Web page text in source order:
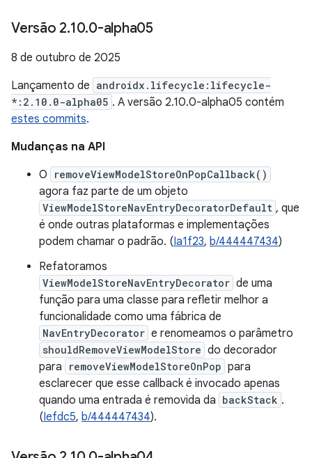
Versão 2.10.0-alpha05
8 de outubro de 2025
Lançamento de androidx.lifecycle:lifecycle-
*:2.10.0-alpha05 . A versão 2.10.0-alpha05 contém
estes commits.
Mudanças na API
O
removeViewModelStoreOnPopCallback()
agora faz parte de um objeto
ViewModelStoreNavEntryDecoratorDefault , que
é onde outras plataformas e implementações
podem chamar o padrão. (Ia1f23, b/444447434)
Refatoramos
ViewModelStoreNavEntryDecorator de uma
função para uma classe para refletir melhor a
funcionalidade como uma fábrica de
NavEntryDecorator e renomeamos o parâmetro
shouldRemoveViewModelStore do decorador
para
removeViewModelStoreOnPop para
esclarecer que esse callback é invocado apenas
quando uma entrada é removida da backStack .
(Iefdc5, b/444447434).